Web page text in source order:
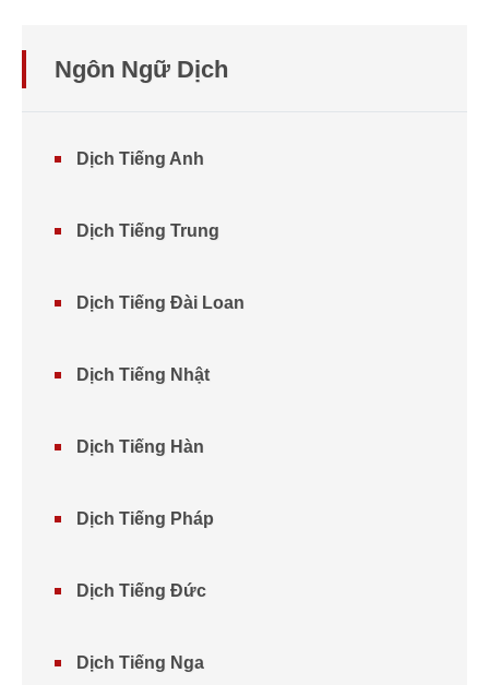
Ngôn Ngữ Dịch
Dịch Tiếng Anh
Dịch Tiếng Trung
Dịch Tiếng Đài Loan
Dịch Tiếng Nhật
Dịch Tiếng Hàn
Dịch Tiếng Pháp
Dịch Tiếng Đức
Dịch Tiếng Nga